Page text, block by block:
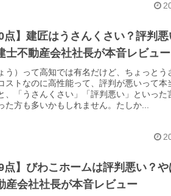
点】建匠はうさんくさい？評判
士不動産会社社長が本音レビュー
う）って高知では有名だけど、ちょっとう
ストなのに高性能って、評判が悪いって本
、「うさんくさい」「評判悪い」といった
た方も多いかもしれません。たしか...
点】びわこホームは評判悪い？や
産会社社長が本音レビュー